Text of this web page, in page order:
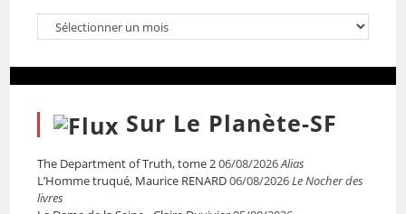
Sur Le Planète-SF
The Department of Truth, tome 206/08/2026Alias
L’Homme truqué, Maurice RENARD06/08/2026Le Nocher des
livres